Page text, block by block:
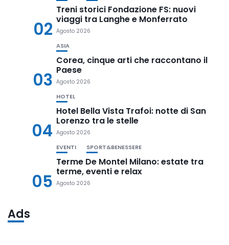
02
Treni storici Fondazione FS: nuovi
viaggi tra Langhe e Monferrato
Agosto 2026
03
ASIA
Corea, cinque arti che raccontano il
Paese
Agosto 2026
04
HOTEL
Hotel Bella Vista Trafoi: notte di San
Lorenzo tra le stelle
Agosto 2026
05
EVENTI SPORT&BENESSERE
Terme De Montel Milano: estate tra
terme, eventi e relax
Agosto 2026
Ads